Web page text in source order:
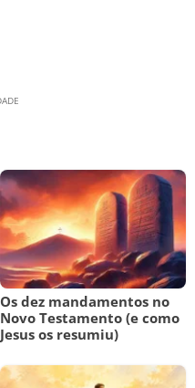
Os dez mandamentos no
Novo Testamento (e como
Jesus os resumiu)